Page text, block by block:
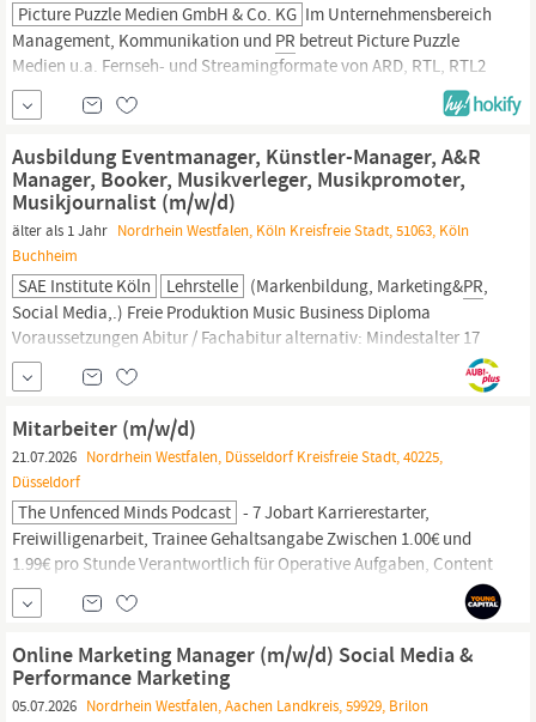
Picture Puzzle Medien GmbH & Co. KG Im Unternehmensbereich
Management, Kommunikation und PR betreut Picture Puzzle
Medien u.a. Fernseh- und Streamingformate von ARD, RTL, RTL2
und TVNow, Personalities wie Martin Brambach, aber auch
Content-Creators, renommierte Events und spannende Online-
PR-Strategie...
Ausbildung Eventmanager, Künstler-Manager, A&R
Manager, Booker, Musikverleger, Musikpromoter,
Musikjournalist (m/w/d)
älter als 1 Jahr Nordrhein Westfalen, Köln Kreisfreie Stadt, 51063, Köln
Buchheim
SAE Institute Köln Lehrstelle (Markenbildung, Marketing&PR,
Social Media,.) Freie Produktion Music Business Diploma
Voraussetzungen Abitur / Fachabitur alternativ: Mindestalter 17
Jahre & mittlerer Bildungsabschluss; eigenes Notebook für
Theorietests und Vorlesungsmitschriften Zeitaufwand 18 Monate,
durchschnittlich 20-25 Stunden pro Woche, davon 5 Stunden
Theorie-Vorlesung...
Mitarbeiter (m/w/d)
21.07.2026 Nordrhein Westfalen, Düsseldorf Kreisfreie Stadt, 40225,
Düsseldorf
The Unfenced Minds Podcast - 7 Jobart Karrierestarter,
Freiwilligenarbeit, Trainee Gehaltsangabe Zwischen 1.00€ und
1.99€ pro Stunde Verantwortlich für Operative Aufgaben, Content
creation, Website-Pflege, Creative
Veröffentlicht am 20-
07-2026 Tätigkeitsbereich Marketing Werbung Führerschein
Online Marketing Manager (m/w/d) Social Media &
Performance Marketing
05.07.2026 Nordrhein Westfalen, Aachen Landkreis, 59929, Brilon